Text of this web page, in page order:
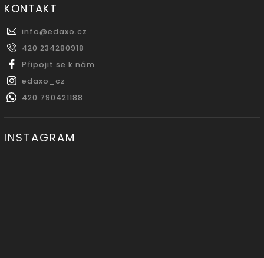
KONTAKT
info@edaxo.cz
420 234280918
Připojit se k nám
edaxo_cz
420 790421188
INSTAGRAM